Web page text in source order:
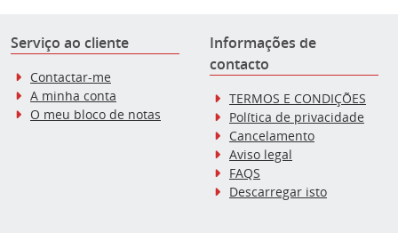
Serviço ao cliente
Contactar-me
A minha conta
O meu bloco de notas
Informações de
contacto
TERMOS E CONDIÇÕES
Política de privacidade
Cancelamento
Aviso legal
FAQS
Descarregar isto